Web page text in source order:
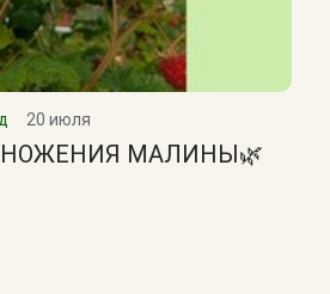
20 июля
МАЛИНЫ🌿